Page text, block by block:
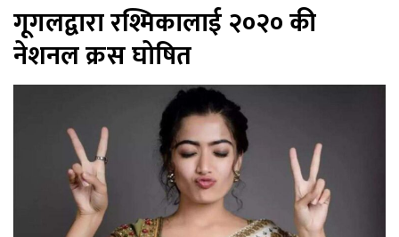
गूगलद्वारा रश्मिकालाई २०२० की
नेशनल क्रस घोषित